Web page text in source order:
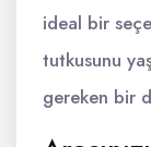
ideal bir
tutkusunu
gereken bir